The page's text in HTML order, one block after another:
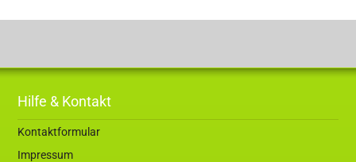
Hilfe & Kontakt
Kontaktformular
Impressum